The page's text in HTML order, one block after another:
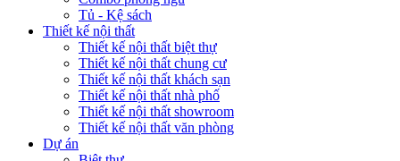
Tủ - Kệ sách
Thiết kế nội thất
Thiết kế nội thất biệt thự
Thiết kế nội thất chung cư
Thiết kế nội thất khách sạn
Thiết kế nội thất nhà phố
Thiết kế nội thất showroom
Thiết kế nội thất văn phòng
Dự án